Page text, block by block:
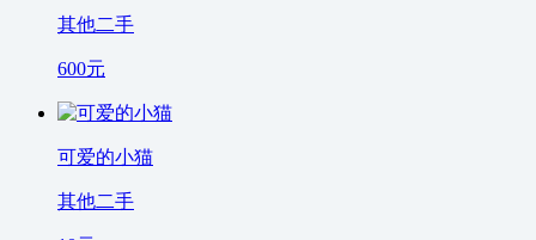
其他二手
600元
可爱的小猫
其他二手